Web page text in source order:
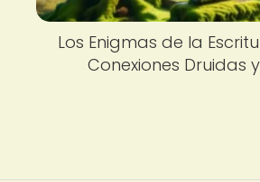
Los Enigmas de la
Conexiones Druidas